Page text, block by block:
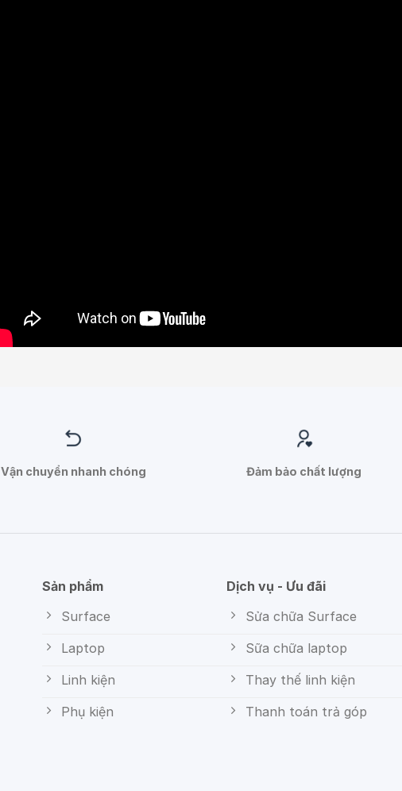
Vận chuyển nhanh chóng Đảm bảo chất lượng
Sản phẩm
Surface
Laptop
Linh kiện
Phụ kiện
Dịch vụ - Ưu đãi
Sửa chữa Surface
Sữa chữa laptop
Thay thế linh kiện
Thanh toán trả góp